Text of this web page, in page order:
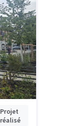
Projet
réalisé